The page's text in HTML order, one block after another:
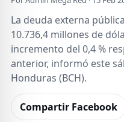
La deuda externa
10.736,4 millones de
incremento del 0,4 %
anterior, informó este
Honduras (BCH).
Compartir Facebook